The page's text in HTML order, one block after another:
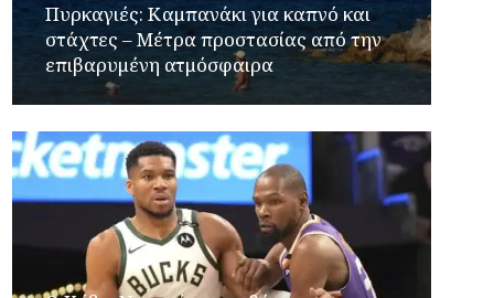
Πυρκαγιές: Καμπανάκι για καπνό και
στάχτες – Μέτρα προστασίας από την
επιβαρυμένη ατμόσφαιρα